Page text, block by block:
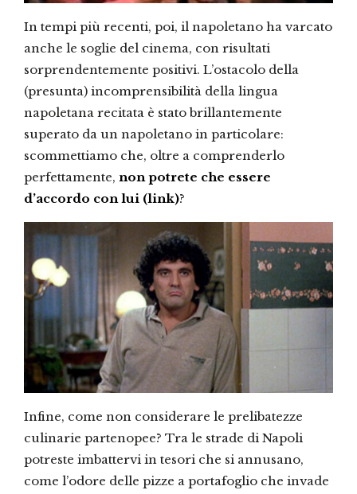
In tempi più recenti, poi, il napoletano ha varcato
anche le soglie del cinema, con risultati
sorprendentemente positivi. L’ostacolo della
(presunta) incomprensibilità della lingua
napoletana recitata è stato brillantemente
superato da un napoletano in particolare:
scommettiamo che, oltre a comprenderlo
perfettamente, non potrete che essere
d’accordo con lui (link)?
Infine, come non considerare le prelibatezze
culinarie partenopee? Tra le strade di Napoli
potreste imbattervi in tesori che si annusano,
come l’odore delle pizze a portafoglio che invade